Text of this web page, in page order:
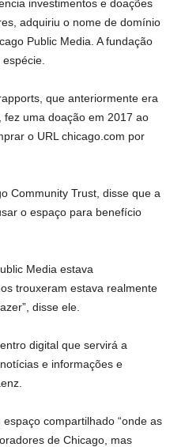
investimentos e doações
adquiriu o nome de domínio
Public Media. A fundação
que anteriormente era
fez uma doação em 2017 ao
o URL chicago.com por
Community Trust, disse que a
o espaço para benefício
Media estava
trouxeram estava realmente
disse ele.
digital que servirá a
e informações e
compartilhado “onde as
de Chicago, mas